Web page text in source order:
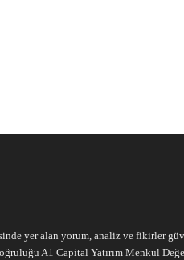
yer alan yorum, analiz ve fikirler
A1 Capital Yatırım Menkul